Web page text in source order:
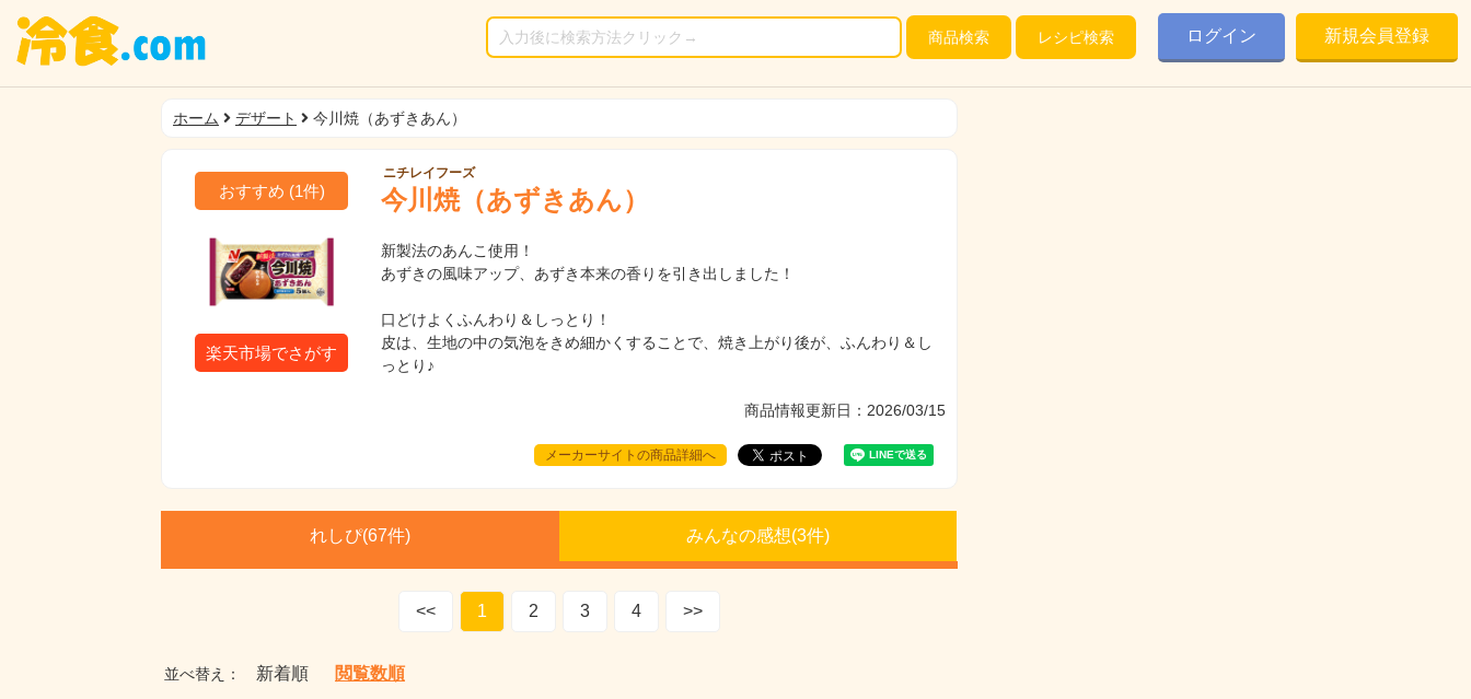
商品検索 レシピ検索 ログイン 新規会員登録
ホーム デザート 今川焼（あずきあん）
おすすめ (1件)
楽天市場でさがす
ニチレイフーズ
今川焼（あずきあん）
新製法のあんこ使用！
あずきの風味アップ、あずき本来の香りを引き出しました！
口どけよくふんわり＆しっとり！
皮は、生地の中の気泡をきめ細かくすることで、焼き上がり後が、ふんわり＆し
っとり♪
商品情報更新日：2026/03/15
メーカーサイトの商品詳細へ
れしぴ(67件) みんなの感想(3件)
<< 1 2 3 4 >>
並べ替え： 新着順 閲覧数順